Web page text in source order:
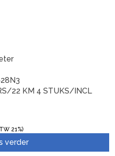
22 KM 4 STUKS/INCL
21%)
verder